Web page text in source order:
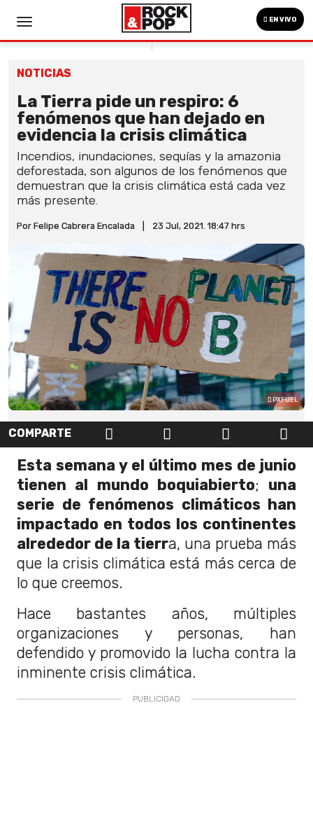
EN VIVO
NOTICIAS
La Tierra pide un respiro: 6
fenómenos que han dejado en
evidencia la crisis climática
Incendios, inundaciones, sequías y la amazonia
deforestada, son algunos de los fenómenos que
demuestran que la crisis climática está cada vez
más presente.
Por Felipe Cabrera Encalada 23 Jul, 2021. 18:47 hrs
PXFUEL
COMPARTE
Esta semana y el último mes de junio
tienen al mundo boquiabierto; una
serie de fenómenos climáticos han
impactado en todos los continentes
alrededor de la tierra, una prueba más
que la crisis climática está más cerca de
lo que creemos.
Hace bastantes años, múltiples
organizaciones y personas, han
defendido y promovido la lucha contra la
inminente crisis climática.